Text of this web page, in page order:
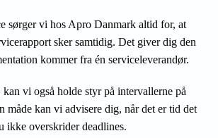
sørger vi hos Apro Danmark altid for, at
sker samtidig. Det giver dig den
kommer fra én serviceleverandør.
vi også holde styr på intervallerne på
måde kan vi advisere dig, når det er tid det
ikke overskrider deadlines.